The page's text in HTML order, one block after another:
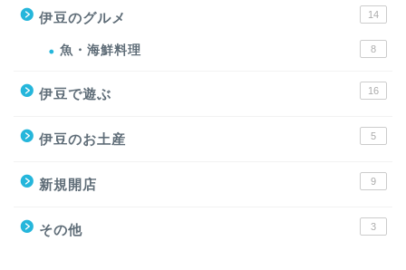
伊豆のグルメ 14
魚・海鮮料理 8
伊豆で遊ぶ 16
伊豆のお土産 5
新規開店 9
その他 3